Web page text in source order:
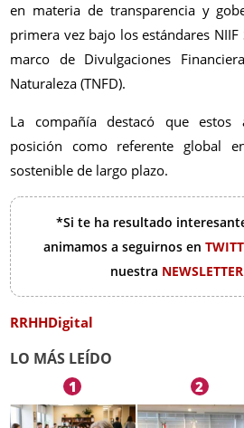
en materia de transparencia y
primera vez bajo los estándares
marco de Divulgaciones
Naturaleza (TNFD).
La compañía destacó que estos
posición como referente global
sostenible de largo plazo.
*Si te ha resultado
animamos a seguirnos en
nuestra
RRHHDigital
LO MÁS LEÍDO
1 2